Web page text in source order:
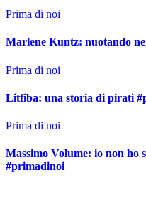
Prima di noi
Marlene Kuntz: nuotando
Prima di noi
Litfiba: una storia di pirati
Prima di noi
Massimo Volume: io non ho
#primadinoi